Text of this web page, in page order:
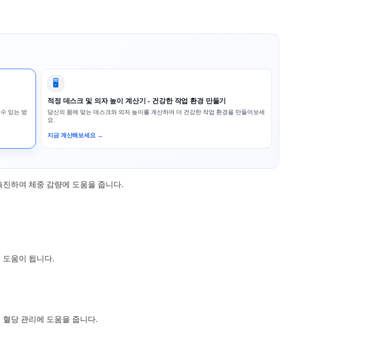
있는 방
🖥️
적정 데스크 및 의자 높이 계산기 - 건강한 작업 환경 만들기
당신의 몸에 맞는 데스크와 의자 높이를 계산하여 더 건강한 작업 환경을 만들어보세
요.
지금 계산해보세요 →
하여 체중 감량에 도움을 줍니다.
도움이 됩니다.
당 관리에 도움을 줍니다.